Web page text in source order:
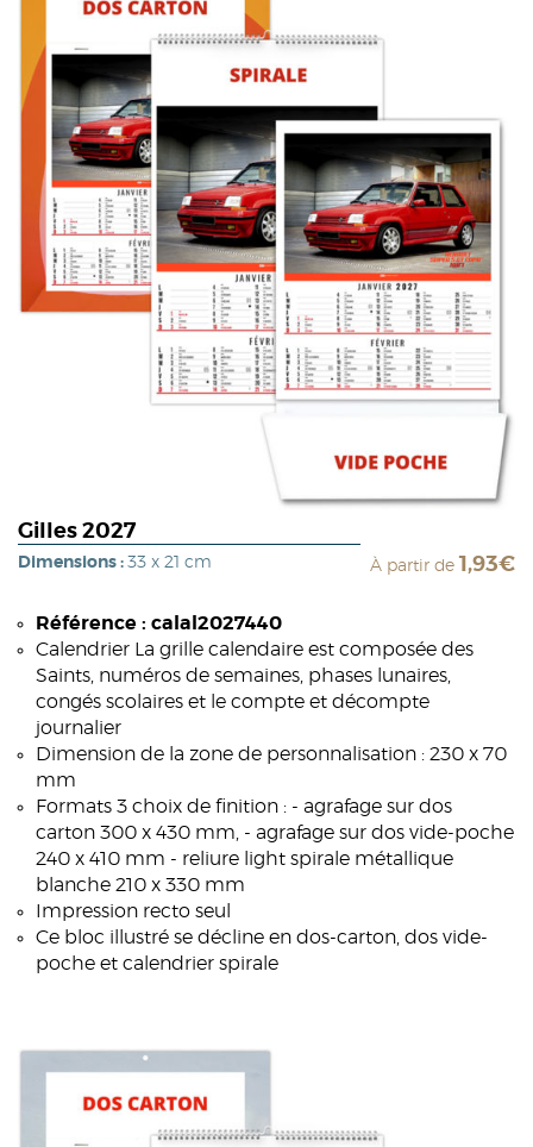
Gilles 2027
Dimensions : 33 x 21 cm À partir de 1,93€
Référence : calal2027440
Calendrier La grille calendaire est composée des
Saints, numéros de semaines, phases lunaires,
congés scolaires et le compte et décompte
journalier
Dimension de la zone de personnalisation : 230 x 70
mm
Formats 3 choix de finition : - agrafage sur dos
carton 300 x 430 mm, - agrafage sur dos vide-poche
240 x 410 mm - reliure light spirale métallique
blanche 210 x 330 mm
Impression recto seul
Ce bloc illustré se décline en dos-carton, dos vide-
poche et calendrier spirale